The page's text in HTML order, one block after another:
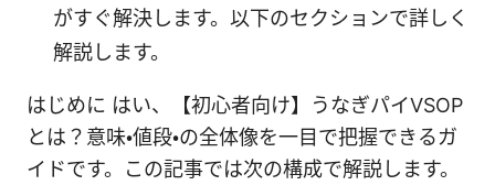
がすぐ解決します。以下のセクションで詳しく
解説します。
はじめに はい、【初心者向け】うなぎパイVSOP
とは？意味・値段・の全体像を一目で把握できるガ
イドです。この記事では次の構成で解説します。